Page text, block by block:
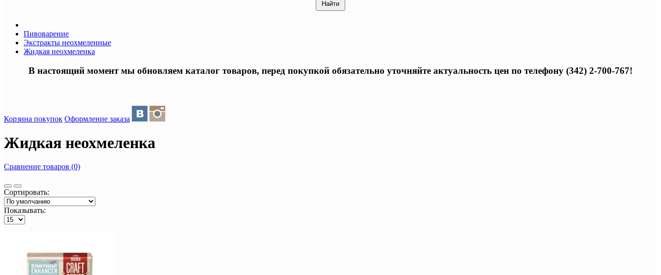
Пивоварение
Экстракты неохмеленные
Жидкая неохмеленка
В настоящий момент мы обновляем каталог товаров, перед покупкой обязательно уточняйте актуальность цен по телефону (342) 2-700-767!
Корзина покупок Оформление заказа
Жидкая неохмеленка
Сравнение товаров (0)
Сортировать:
Показывать: